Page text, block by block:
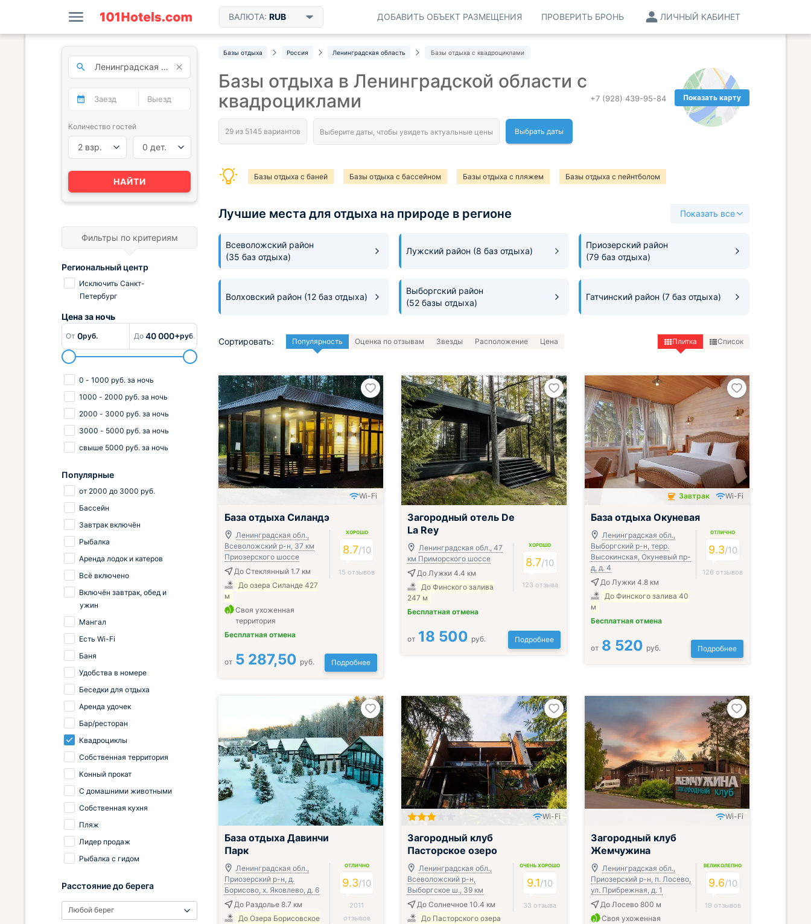
ВАЛЮТА: RUB ЛИЧНЫЙ КАБИНЕТ
ПРОВЕРИТЬ БРОНЬ
ДОБАВИТЬ ОБЪЕКТ РАЗМЕЩЕНИЯ
Базы отдыха Россия Ленинградская область Базы отдыха с квадроциклами
Показать карту
+7 (928) 439-95-84
Базы отдыха в Ленинградской области с
квадроциклами
Выбрать даты
Базы отдыха с баней Базы отдыха с бассейном Базы отдыха с пляжем Базы отдыха с пейнтболом
Базы отдыха с прокатом снегоходов Базы отдыха с катком Базы отдыха с зоопарком Базы отдыха с теплым бассейном
Базы отдыха с футбольным полем Базы отдыха с рестораном Базы отдыха с прокатом лодок Базы отдыха с аквапарком
Базы отдыха с прокатом лыж
Лучшие места для отдыха на природе в регионе Показать все
Всеволожский район
(35 баз отдыха)
Лужский район (8 баз отдыха)
Приозерский район
(79 баз отдыха)
Волховский район (12 баз отдыха)
Выборгский район
(52 базы отдыха)
Гатчинский район (7 баз отдыха)
Сортировать: Популярность Оценка по отзывам Звезды Расположение Цена Плитка Список
Всё включено
Wi-Fi
База отдыха Силандэ
Ленинградская обл.,
Всеволожский р-н, 37 км
Приозерского шоссе
До Стеклянный 1.7 км
До озера Силанде 427
м
Своя ухоженная
территория
Бесплатная отмена
ХОРОШО
8.7/10
15 отзывов
от 5 287,50 руб. Подробнее
Загородный отель De
La Rey
Ленинградская обл., 47
км Приморского шоссе
До Лужки 4.4 км
До Финского залива
247 м
Бесплатная отмена
ХОРОШО
8.7/10
123 отзыва
от 18 500 руб. Подробнее
Завтрак включён
Завтрак Wi-Fi
База отдыха Окуневая
Ленинградская обл.,
Выборгский р-н, терр.
Высокинская, Окуневый пр-
д, д. 4
До Лужки 4.8 км
До Финского залива 40
м
Бесплатная отмена
ОТЛИЧНО
9.3/10
126 отзывов
от 8 520 руб. Подробнее
База отдыха Давинчи
Парк
Ленинградская обл.,
Приозерский р-н, д.
Борисово, х. Яковлево, д. 6
До Раздолье 8.7 км
До Озера Борисовское
ОТЛИЧНО
9.3/10
2011
отзывов
Wi-Fi
Загородный клуб
Пасторское озеро
Ленинградская обл.,
Всеволожский р-н,
Выборгское ш., 39 км
До Солнечное 10.4 км
До Пасторского озера
ОЧЕНЬ ХОРОШО
9.1/10
33 отзыва
Wi-Fi
Загородный клуб
Жемчужина
Ленинградская обл.,
Приозерский р-н, п. Лосево,
ул. Прибрежная, д. 1
До Лосево 800 м
Своя ухоженная
ВЕЛИКОЛЕПНО
9.6/10
19 отзывов
Количество гостей
2 взр. 0 дет.
НАЙТИ
Фильтры по критериям
Региональный центр
Исключить Санкт-
Петербург
Цена заночь
От 0руб. До 40 000+руб.
0 - 1000 руб. за ночь
1000 - 2000 руб. за ночь
2000 - 3000 руб. за ночь
3000 - 5000 руб. за ночь
свыше 5000 руб. за ночь
Популярные
от 2000 до 3000 руб.
Бассейн
Завтрак включён
Рыбалка
Аренда лодок и катеров
Всё включено
Включён завтрак, обед и
ужин
Мангал
Есть Wi-Fi
Баня
Удобства в номере
Беседки для отдыха
Аренда удочек
Бар/ресторан
Квадроциклы
Собственная территория
Конный прокат
С домашними животными
Собственная кухня
Пляж
Лидер продаж
Рыбалка с гидом
Расстояние до берега
Любой берег